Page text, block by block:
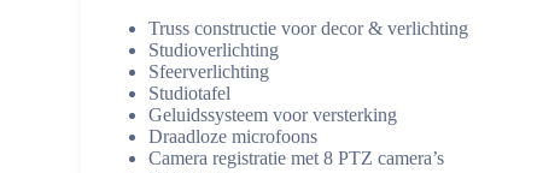
Truss constructie voor decor & verlichting
Studioverlichting
Sfeerverlichting
Studiotafel
Geluidssysteem voor versterking
Draadloze microfoons
Camera registratie met 8 PTZ camera’s